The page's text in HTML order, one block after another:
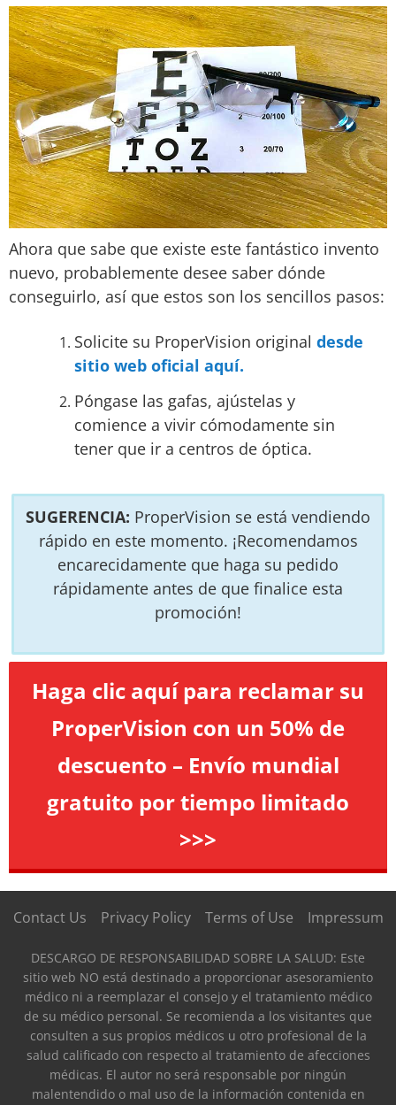
Ahora que sabe que existe este fantástico invento
nuevo, probablemente desee saber dónde
conseguirlo, así que estos son los sencillos pasos:
Solicite su ProperVision original desde
sitio web oficial aquí.
Póngase las gafas, ajústelas y
comience a vivir cómodamente sin
tener que ir a centros de óptica.
SUGERENCIA: ProperVision se está vendiendo
rápido en este momento. ¡Recomendamos
encarecidamente que haga su pedido
rápidamente antes de que finalice esta
promoción!
Haga clic aquí para reclamar su
ProperVision con un 50% de
descuento – Envío mundial
gratuito por tiempo limitado
>>>
Contact Us Privacy Policy Terms of Use Impressum
DESCARGO DE RESPONSABILIDAD SOBRE LA SALUD: Este
sitio web NO está destinado a proporcionar asesoramiento
médico ni a reemplazar el consejo y el tratamiento médico
de su médico personal. Se recomienda a los visitantes que
consulten a sus propios médicos u otro profesional de la
salud calificado con respecto al tratamiento de afecciones
médicas. El autor no será responsable por ningún
malentendido o mal uso de la información contenida en